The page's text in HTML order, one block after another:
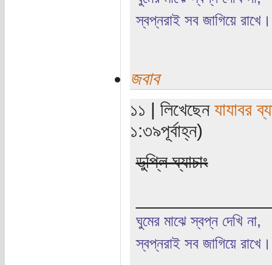
স্বপ্নরাই সব জাগিয়ে রাখে।
জবাব
১১ | লিখেছেন যাযাবর
১:৩৯পূর্বাহ্ন)
ডুপ্লি ঘ্যাচাং
ঘুমের মাঝে স্বপ্ন দেখি না,
স্বপ্নরাই সব জাগিয়ে রাখে।